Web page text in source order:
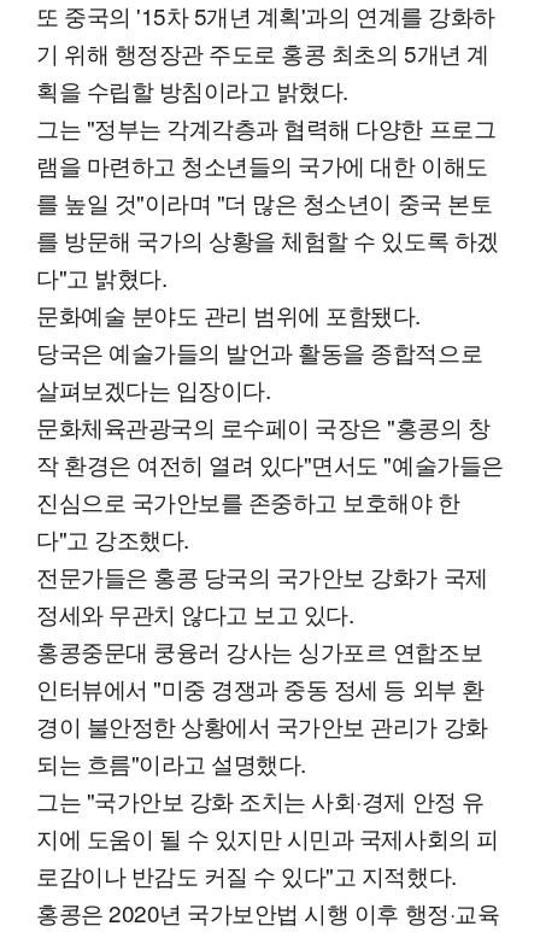
또 중국의 '15차 5개년 계획'과의 연계를 강화하
기 위해 행정장관 주도로 홍콩 최초의 5개년 계
획을 수립할 방침이라고 밝혔다.
그는 "정부는 각계각층과 협력해 다양한 프로그
램을 마련하고 청소년들의 국가에 대한 이해도
를 높일 것"이라며 "더 많은 청소년이 중국 본토
를 방문해 국가의 상황을 체험할 수 있도록 하겠
다"고 밝혔다.
문화예술 분야도 관리 범위에 포함됐다.
당국은 예술가들의 발언과 활동을 종합적으로
살펴보겠다는 입장이다.
문화체육관광국의 로수페이 국장은 "홍콩의 창
작 환경은 여전히 열려 있다"면서도 "예술가들은
진심으로 국가안보를 존중하고 보호해야 한
다"고 강조했다.
전문가들은 홍콩 당국의 국가안보 강화가 국제
정세와 무관치 않다고 보고 있다.
홍콩중문대 쿵융러 강사는 싱가포르 연합조보
인터뷰에서 "미중 경쟁과 중동 정세 등 외부 환
경이 불안정한 상황에서 국가안보 관리가 강화
되는 흐름"이라고 설명했다.
그는 "국가안보 강화 조치는 사회·경제 안정 유
지에 도움이 될 수 있지만 시민과 국제사회의 피
로감이나 반감도 커질 수 있다"고 지적했다.
홍콩은 2020년 국가보안법 시행 이후 행정·교육